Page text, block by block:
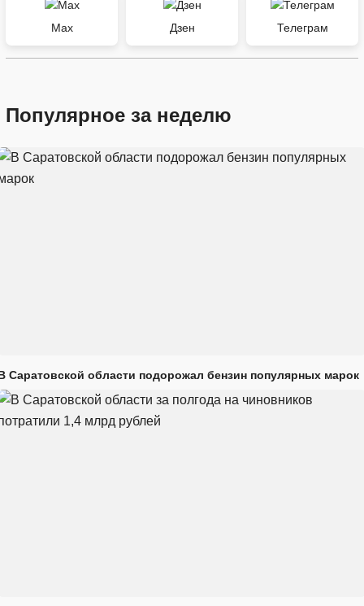
Max Дзен Телеграм
Популярное за неделю
Саратовской области подорожал бензин популярных марок